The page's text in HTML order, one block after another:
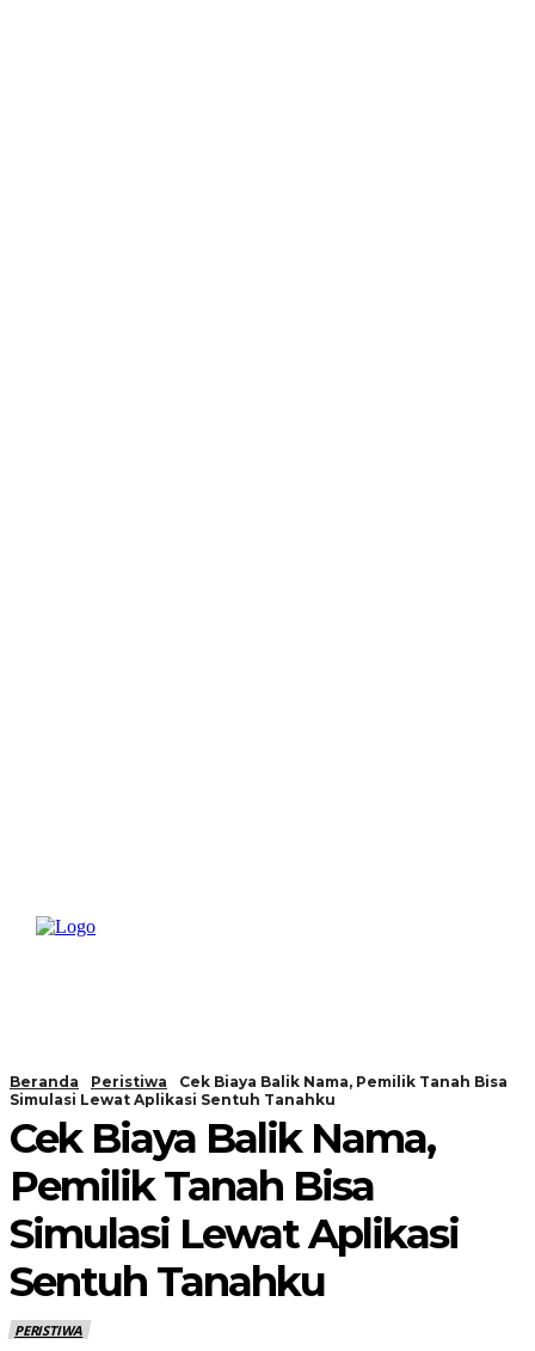
Beranda Peristiwa
Cek Biaya Balik Nama, Pemilik Tanah Bisa
Simulasi Lewat Aplikasi Sentuh Tanahku
Cek Biaya Balik Nama,
Pemilik Tanah Bisa
Simulasi Lewat Aplikasi
Sentuh Tanahku
PERISTIWA